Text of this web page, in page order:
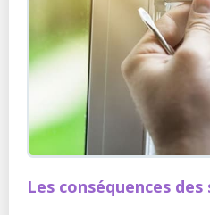
Les conséquences